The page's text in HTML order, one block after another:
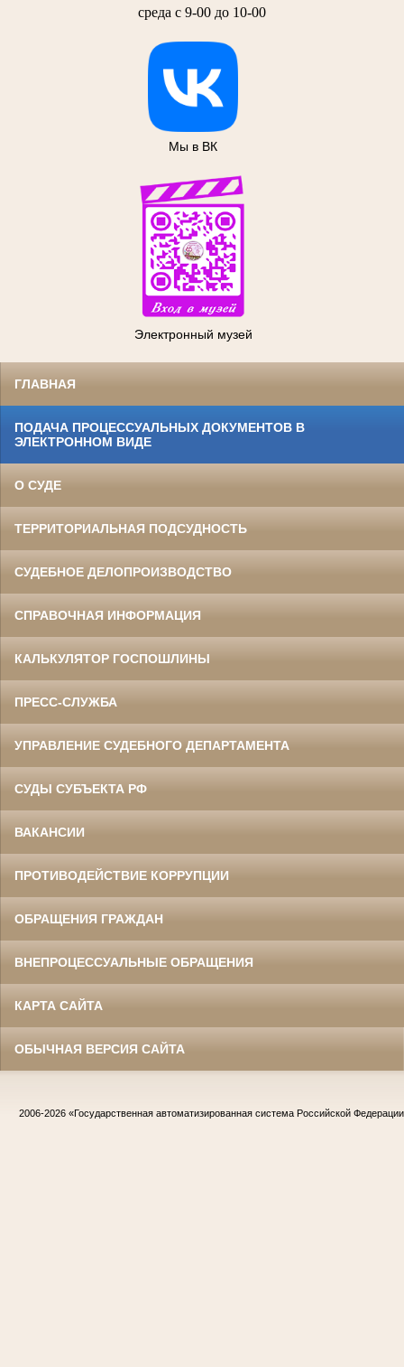
среда с 9-00 до 10-00
Мы в ВК
Электронный музей
ГЛАВНАЯ
ПОДАЧА ПРОЦЕССУАЛЬНЫХ ДОКУМЕНТОВ В
ЭЛЕКТРОННОМ ВИДЕ
О СУДЕ
ТЕРРИТОРИАЛЬНАЯ ПОДСУДНОСТЬ
СУДЕБНОЕ ДЕЛОПРОИЗВОДСТВО
СПРАВОЧНАЯ ИНФОРМАЦИЯ
КАЛЬКУЛЯТОР ГОСПОШЛИНЫ
ПРЕСС-СЛУЖБА
УПРАВЛЕНИЕ СУДЕБНОГО ДЕПАРТАМЕНТА
СУДЫ СУБЪЕКТА РФ
ВАКАНСИИ
ПРОТИВОДЕЙСТВИЕ КОРРУПЦИИ
ОБРАЩЕНИЯ ГРАЖДАН
ВНЕПРОЦЕССУАЛЬНЫЕ ОБРАЩЕНИЯ
КАРТА САЙТА
ОБЫЧНАЯ ВЕРСИЯ САЙТА
2006-2026 «Государственная автоматизированная система Российской